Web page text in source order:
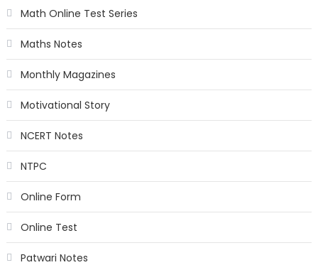
Math Online Test Series
Maths Notes
Monthly Magazines
Motivational Story
NCERT Notes
NTPC
Online Form
Online Test
Patwari Notes